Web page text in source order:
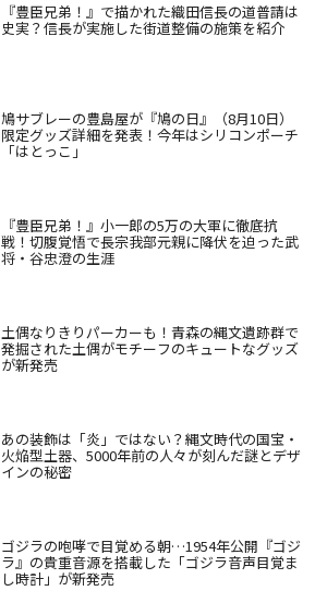
『豊臣兄弟！』で描かれた織田信長の道普請は
史実？信長が実施した街道整備の施策を紹介
鳩サブレーの豊島屋が『鳩の日』（8月10日）
限定グッズ詳細を発表！今年はシリコンポーチ
「はとっこ」
『豊臣兄弟！』小一郎の5万の大軍に徹底抗
戦！切腹覚悟で長宗我部元親に降伏を迫った武
将・谷忠澄の生涯
土偶なりきりパーカーも！青森の縄文遺跡群で
発掘された土偶がモチーフのキュートなグッズ
が新発売
あの装飾は「炎」ではない？縄文時代の国宝・
火焔型土器、5000年前の人々が刻んだ謎とデザ
インの秘密
ゴジラの咆哮で目覚める朝…1954年公開『ゴジ
ラ』の貴重音源を搭載した「ゴジラ音声目覚ま
し時計」が新発売